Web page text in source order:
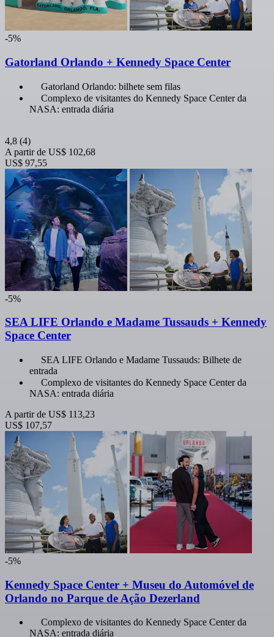
-5%
Gatorland Orlando + Kennedy Space Center
Gatorland Orlando: bilhete sem filas
Complexo de visitantes do Kennedy Space Center da
NASA: entrada diária
4,8 (4)
A partir de US$ 102,68
US$ 97,55
-5%
SEA LIFE Orlando e Madame Tussauds + Kennedy
Space Center
SEA LIFE Orlando e Madame Tussauds: Bilhete de
entrada
Complexo de visitantes do Kennedy Space Center da
NASA: entrada diária
A partir de US$ 113,23
US$ 107,57
-5%
Kennedy Space Center + Museu do Automóvel de
Orlando no Parque de Ação Dezerland
Complexo de visitantes do Kennedy Space Center da
NASA: entrada diária